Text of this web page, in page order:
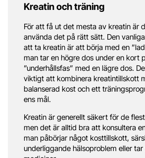
Kreatin och träning
För att få ut det mesta av kreatin är
använda det på rätt sätt. Den
att ta kreatin är att börja med en
man tar en högre dos under en kort
”underhållsfas” med en lägre dos.
viktigt att kombinera kreatintillskott
balanserad kost och ett
ens mål.
Kreatin är generellt säkert för de
men det är alltid bra att konsultera
man påbörjar något kosttillskott,
underliggande hälsoproblem eller tar